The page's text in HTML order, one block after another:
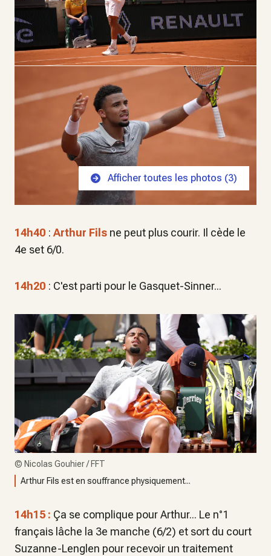
Afficher toutes les photos (3)
14h40 : Arthur Fils ne peut plus courir. Il cède le
4e set 6/0.
14h20 : C'est parti pour le Gasquet-Sinner...
© Nicolas Gouhier / FFT
Arthur Fils est en souffrance physiquement...
14h15 : Ça se complique pour Arthur... Le n°1
français lâche la 3e manche (6/2) et sort du court
Suzanne-Lenglen pour recevoir un traitement